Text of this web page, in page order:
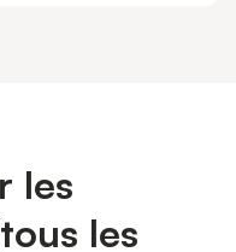
les
les